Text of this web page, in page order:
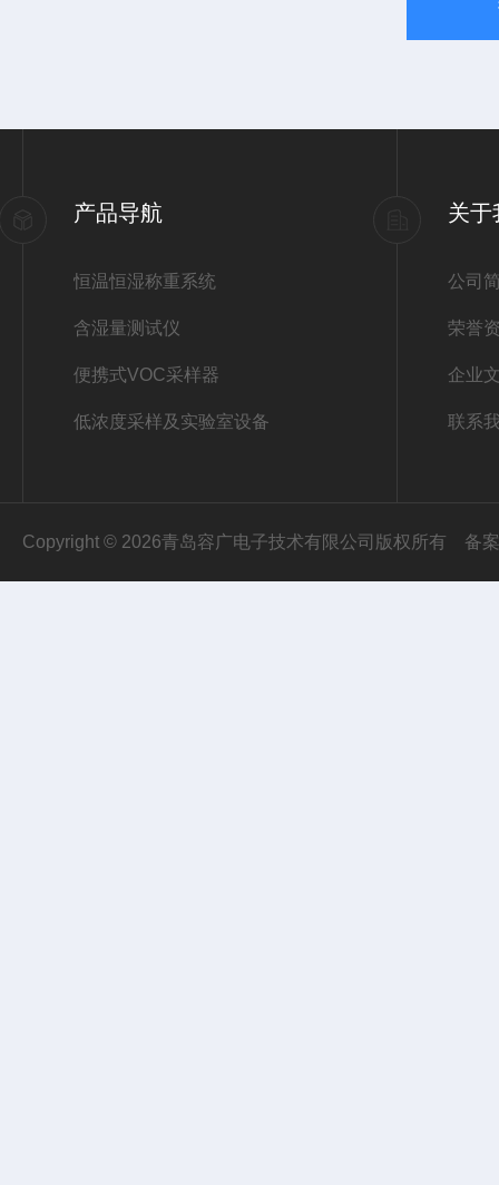
产品导航
恒温恒湿称重系统
含湿量测试仪
便携式VOC采样器
低浓度采样及实验室设备
关于
公司
荣誉
企业
联系
Copyright © 2026青岛容广电子技术有限公司版权所有 备